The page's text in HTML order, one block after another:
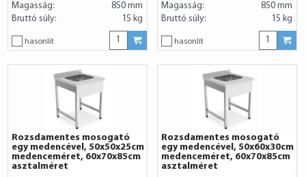
Magasság:
850 mm
Bruttó súly:
15 kg
hasonlít
Magasság:
850 mm
Bruttó súly:
15 kg
hasonlít
Rozsdamentes mosogató
egy medencével, 50x50x25cm
medenceméret, 60x70x85cm
asztalméret
Rozsdamentes mosogató
egy medencével, 50x60x30cm
medenceméret, 60x70x85cm
asztalméret